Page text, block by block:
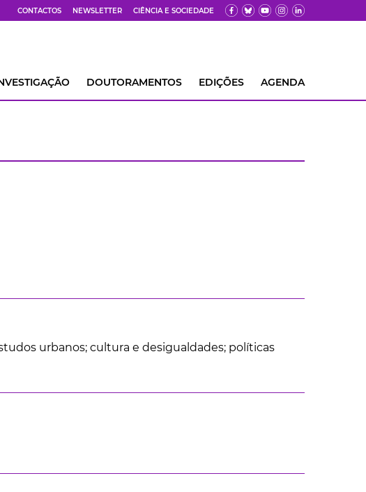
CONTACTOS NEWSLETTER CIÊNCIA E SOCIEDADE
DOUTORAMENTOS EDIÇÕES AGENDA
urbanos; cultura e desigualdades; políticas